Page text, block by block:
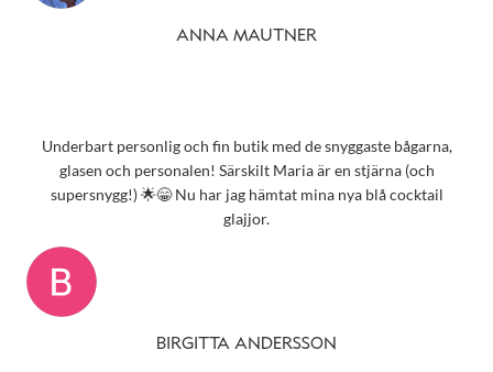
ANNA MAUTNER
Underbart personlig och fin butik med de snyggaste bågarna,
glasen och personalen! Särskilt Maria är en stjärna (och
supersnygg!) 🌟😁 Nu har jag hämtat mina nya blå cocktail
glajjor.
BIRGITTA ANDERSSON